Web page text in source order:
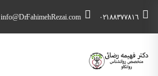
٠٢١٨٨٣٧٧٨١٦ info@DrFahimehRezai.com